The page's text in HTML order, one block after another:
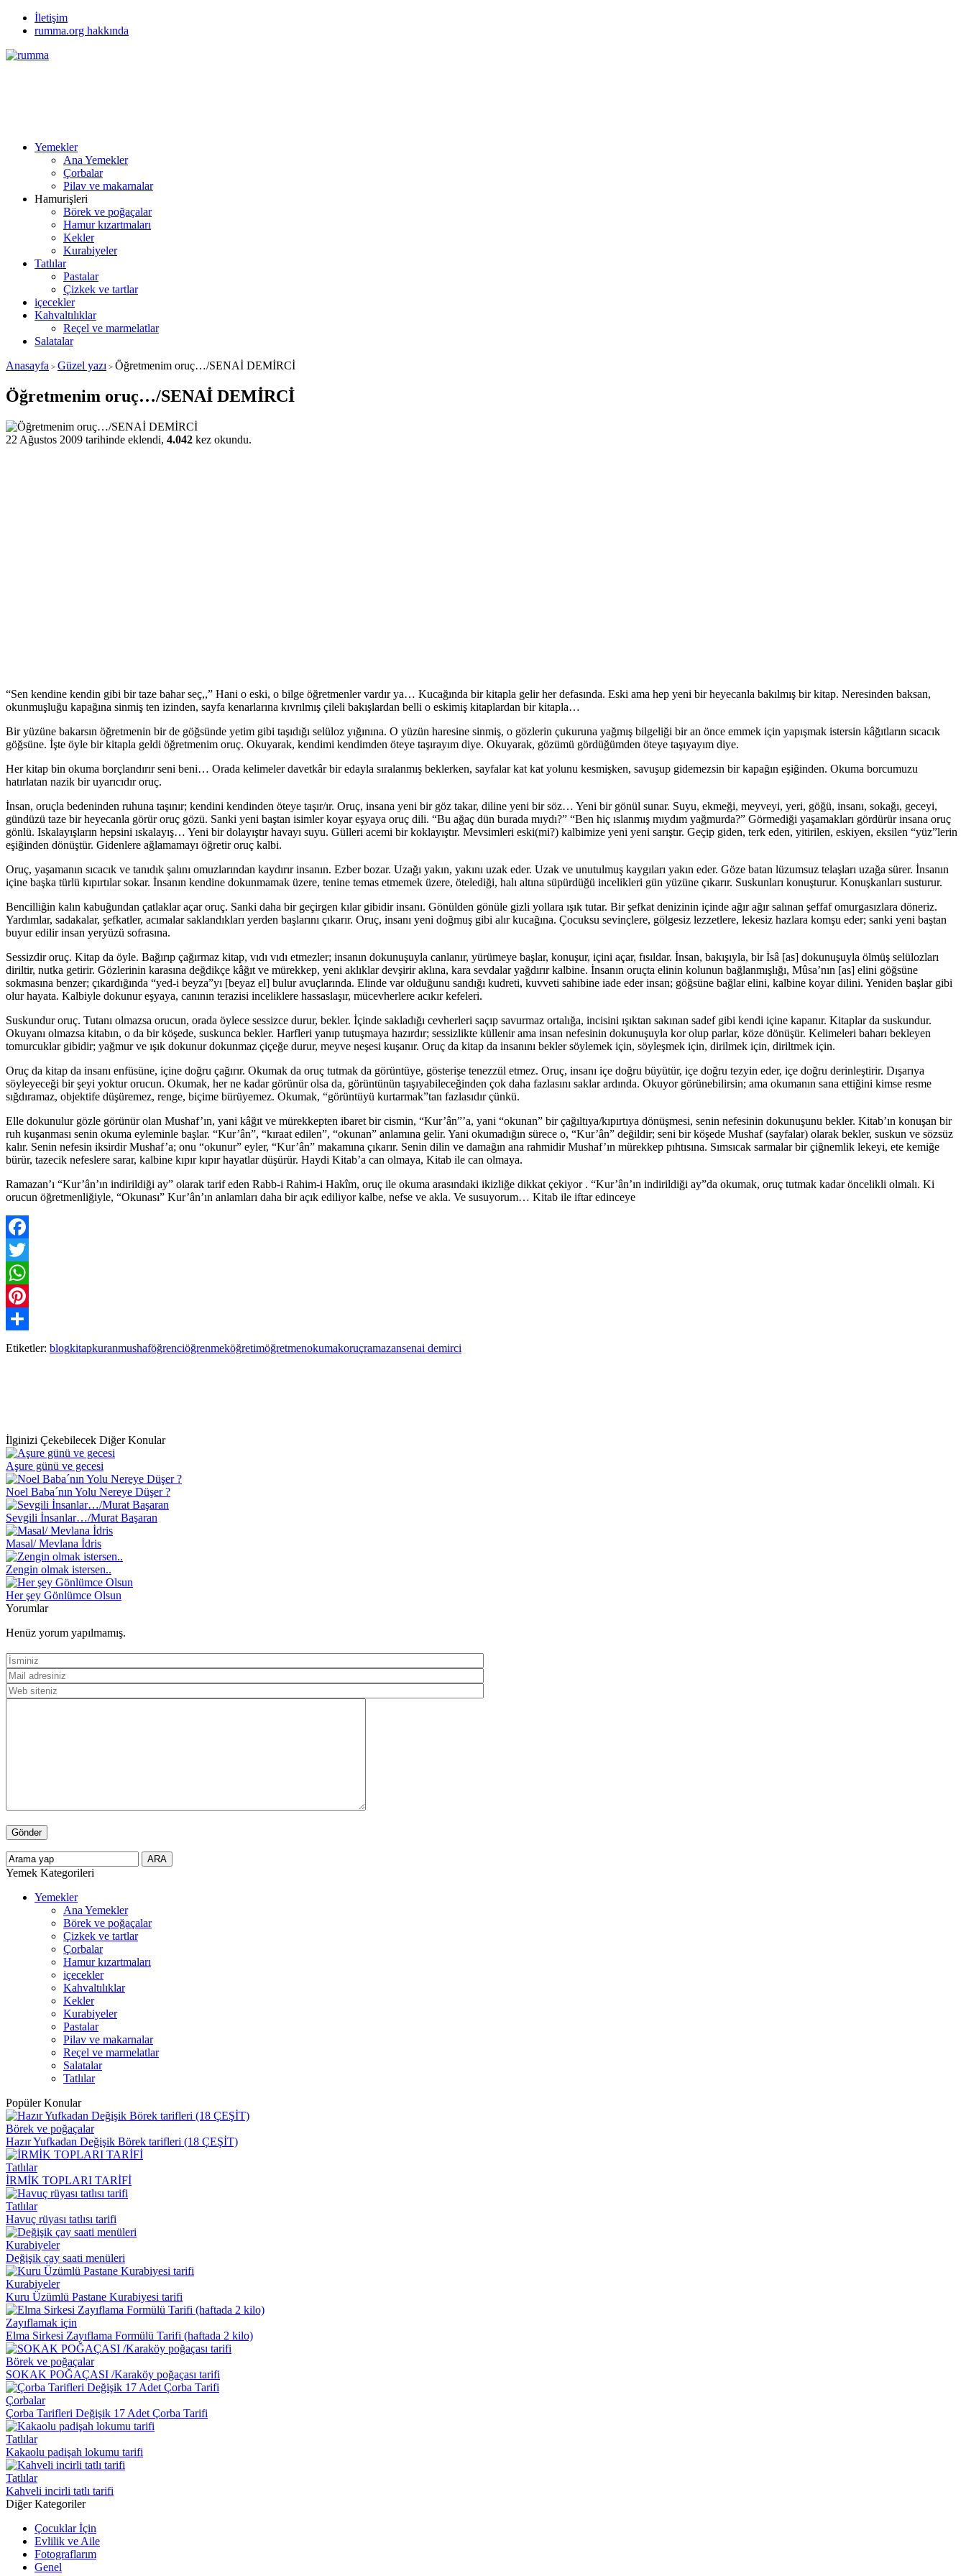
İletişim
rumma.org hakkında
Yemekler
Ana Yemekler
Çorbalar
Pilav ve makarnalar
Hamurişleri
Börek ve poğaçalar
Hamur kızartmaları
Kekler
Kurabiyeler
Tatlılar
Pastalar
Çizkek ve tartlar
içecekler
Kahvaltılıklar
Reçel ve marmelatlar
Salatalar
Anasayfa > Güzel yazı > Öğretmenim oruç…/SENAİ DEMİRCİ
Öğretmenim oruç…/SENAİ DEMİRCİ
22 Ağustos 2009 tarihinde eklendi, 4.042 kez okundu.
“Sen kendine kendin gibi bir taze bahar seç,,” Hani o eski, o bilge öğretmenler vardır ya… Kucağında bir kitapla gelir her defasında. Eski ama hep yeni bir heyecanla bakılmış bir kitap. Neresinden baksan,
okunmuşluğu kapağına sinmiş ten izinden, sayfa kenarlarına kıvrılmış çileli bakışlardan belli o eskimiş kitaplardan bir kitapla…
Bir yüzüne bakarsın öğretmenin bir de göğsünde yetim gibi taşıdığı selüloz yığınına. O yüzün haresine sinmiş, o gözlerin çukuruna yağmış bilgeliği bir an önce emmek için yapışmak istersin kâğıtların sıcacık
göğsüne. İşte öyle bir kitapla geldi öğretmenim oruç. Okuyarak, kendimi kendimden öteye taşırayım diye. Okuyarak, gözümü gördüğümden öteye taşıyayım diye.
Her kitap bin okuma borçlandırır seni beni… Orada kelimeler davetkâr bir edayla sıralanmış beklerken, sayfalar kat kat yolunu kesmişken, savuşup gidemezsin bir kapağın eşiğinden. Okuma borcumuzu
hatırlatan nazik bir uyarıcıdır oruç.
İnsan, oruçla bedeninden ruhuna taşınır; kendini kendinden öteye taşır/ır. Oruç, insana yeni bir göz takar, diline yeni bir söz… Yeni bir gönül sunar. Suyu, ekmeği, meyveyi, yeri, göğü, insanı, sokağı, geceyi,
gündüzü taze bir heyecanla görür oruç gözü. Sanki yeni baştan isimler koyar eşyaya oruç dili. “Bu ağaç dün burada mıydı?” “Ben hiç ıslanmış mıydım yağmurda?” Görmediği yaşamakları gördürür insana oruç
gönlü. Iskalayışların hepsini ıskalayış… Yeni bir dolayıştır havayı suyu. Gülleri acemi bir koklayıştır. Mevsimleri eski(mi?) kalbimize yeni yeni sarıştır. Geçip giden, terk eden, yitirilen, eskiyen, eksilen “yüz”lerin
eşiğinden dönüştür. Gidenlere ağlamamayı öğretir oruç kalbi.
Oruç, yaşamanın sıcacık ve tanıdık şalını omuzlarından kaydırır insanın. Ezber bozar. Uzağı yakın, yakını uzak eder. Uzak ve unutulmuş kaygıları yakın eder. Göze batan lüzumsuz telaşları uzağa sürer. İnsanın
içine başka türlü kıpırtılar sokar. İnsanın kendine dokunmamak üzere, tenine temas etmemek üzere, ötelediği, halı altına süpürdüğü incelikleri gün yüzüne çıkarır. Suskunları konuşturur. Konuşkanları susturur.
Bencilliğin kalın kabuğundan çatlaklar açar oruç. Sanki daha bir geçirgen kılar gibidir insanı. Gönülden gönüle gizli yollara ışık tutar. Bir şefkat denizinin içinde ağır ağır salınan şeffaf omurgasızlara döneriz.
Yardımlar, sadakalar, şefkatler, acımalar saklandıkları yerden başlarını çıkarır. Oruç, insanı yeni doğmuş gibi alır kucağına. Çocuksu sevinçlere, gölgesiz lezzetlere, lekesiz hazlara komşu eder; sanki yeni baştan
buyur edilir insan yeryüzü sofrasına.
Sessizdir oruç. Kitap da öyle. Bağırıp çağırmaz kitap, vıdı vıdı etmezler; insanın dokunuşuyla canlanır, yürümeye başlar, konuşur, içini açar, fısıldar. İnsan, bakışıyla, bir İsâ [as] dokunuşuyla ölmüş selülozları
diriltir, nutka getirir. Gözlerinin karasına değdikçe kâğıt ve mürekkep, yeni aklıklar devşirir aklına, kara sevdalar yağdırır kalbine. İnsanın oruçta elinin kolunun bağlanmışlığı, Mûsa’nın [as] elini göğsüne
sokmasına benzer; çıkardığında “yed-i beyza”yı [beyaz el] bulur avuçlarında. Elinde var olduğunu sandığı kudreti, kuvveti sahibine iade eder insan; göğsüne bağlar elini, kalbine koyar dilini. Yeniden başlar gibi
olur hayata. Kalbiyle dokunur eşyaya, canının terazisi inceliklere hassaslaşır, mücevherlere acıkır kefeleri.
Suskundur oruç. Tutanı olmazsa orucun, orada öylece sessizce durur, bekler. İçinde sakladığı cevherleri saçıp savurmaz ortalığa, incisini ışıktan sakınan sadef gibi kendi içine kapanır. Kitaplar da suskundur.
Okuyanı olmazsa kitabın, o da bir köşede, suskunca bekler. Harfleri yanıp tutuşmaya hazırdır; sessizlikte küllenir ama insan nefesinin dokunuşuyla kor olup parlar, köze dönüşür. Kelimeleri baharı bekleyen
tomurcuklar gibidir; yağmur ve ışık dokunur dokunmaz çiçeğe durur, meyve neşesi kuşanır. Oruç da kitap da insanını bekler söylemek için, söyleşmek için, dirilmek için, diriltmek için.
Oruç da kitap da insanı enfüsüne, içine doğru çağırır. Okumak da oruç tutmak da görüntüye, gösterişe tenezzül etmez. Oruç, insanı içe doğru büyütür, içe doğru tezyin eder, içe doğru derinleştirir. Dışarıya
söyleyeceği bir şeyi yoktur orucun. Okumak, her ne kadar görünür olsa da, görüntünün taşıyabileceğinden çok daha fazlasını saklar ardında. Okuyor görünebilirsin; ama okumanın sana ettiğini kimse resme
sığdıramaz, objektife düşüremez, renge, biçime bürüyemez. Okumak, “görüntüyü kurtarmak”tan fazlasıdır çünkü.
Elle dokunulur gözle görünür olan Mushaf’ın, yani kâğıt ve mürekkepten ibaret bir cismin, “Kur’ân”’a, yani “okunan” bir çağıltıya/kıpırtıya dönüşmesi, senin nefesinin dokunuşunu bekler. Kitab’ın konuşan bir
ruh kuşanması senin okuma eyleminle başlar. “Kur’ân”, “kıraat edilen”, “okunan” anlamına gelir. Yani okumadığın sürece o, “Kur’ân” değildir; seni bir köşede Mushaf (sayfalar) olarak bekler, suskun ve sözsüz
kalır. Senin nefesin iksirdir Mushaf’a; onu “okunur” eyler, “Kur’ân” makamına çıkarır. Senin dilin ve damağın ana rahmidir Mushaf’ın mürekkep pıhtısına. Sımsıcak sarmalar bir çiğnemlik lekeyi, ete kemiğe
bürür, tazecik nefeslere sarar, kalbine kıpır kıpır hayatlar düşürür. Haydi Kitab’a can olmaya, Kitab ile can olmaya.
Ramazan’ı “Kur’ân’ın indirildiği ay” olarak tarif eden Rabb-i Rahim-i Hakîm, oruç ile okuma arasındaki ikizliğe dikkat çekiyor . “Kur’ân’ın indirildiği ay”da okumak, oruç tutmak kadar öncelikli olmalı. Ki
orucun öğretmenliğiyle, “Okunası” Kur’ân’ın anlamları daha bir açık ediliyor kalbe, nefse ve akla. Ve susuyorum… Kitab ile iftar edinceye
Facebook
Twitter
WhatsApp
Pinterest
Paylaş
Etiketler: blogkitapkuranmushaföğrenciöğrenmeköğretimöğretmenokumakoruçramazansenai demirci
İlginizi Çekebilecek Diğer Konular
Aşure günü ve gecesi
Noel Baba´nın Yolu Nereye Düşer ?
Sevgili İnsanlar…/Murat Başaran
Masal/ Mevlana İdris
Zengin olmak istersen..
Her şey Gönlümce Olsun
Yorumlar
Henüz yorum yapılmamış.
Yemek Kategorileri
Yemekler
Ana Yemekler
Börek ve poğaçalar
Çizkek ve tartlar
Çorbalar
Hamur kızartmaları
içecekler
Kahvaltılıklar
Kekler
Kurabiyeler
Pastalar
Pilav ve makarnalar
Reçel ve marmelatlar
Salatalar
Tatlılar
Popüler Konular
Börek ve poğaçalar
Hazır Yufkadan Değişik Börek tarifleri (18 ÇEŞİT)
Tatlılar
İRMİK TOPLARI TARİFİ
Tatlılar
Havuç rüyası tatlısı tarifi
Kurabiyeler
Değişik çay saati menüleri
Kurabiyeler
Kuru Üzümlü Pastane Kurabiyesi tarifi
Zayıflamak için
Elma Sirkesi Zayıflama Formülü Tarifi (haftada 2 kilo)
Börek ve poğaçalar
SOKAK POĞAÇASI /Karaköy poğaçası tarifi
Çorbalar
Çorba Tarifleri Değişik 17 Adet Çorba Tarifi
Tatlılar
Kakaolu padişah lokumu tarifi
Tatlılar
Kahveli incirli tatlı tarifi
Diğer Kategoriler
Çocuklar İçin
Evlilik ve Aile
Fotograflarım
Genel